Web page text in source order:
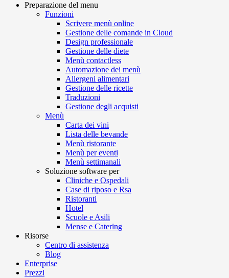
navigation
Preparazione del menu
Funzioni
Scrivere menù online
Gestione delle comande in Cloud
Design professionale
Gestione delle diete
Menù contactless
Automazione dei menù
Allergeni alimentari
Gestione delle ricette
Traduzioni
Gestione degli acquisti
Menù
Carta dei vini
Lista delle bevande
Menù ristorante
Menù per eventi
Menù settimanali
Soluzione software per
Cliniche e Ospedali
Case di riposo e Rsa
Ristoranti
Hotel
Scuole e Asili
Mense e Catering
Risorse
Centro di assistenza
Blog
Enterprise
Prezzi